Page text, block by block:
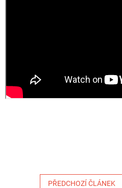
PŘEDCHOZÍ ČLÁNEK